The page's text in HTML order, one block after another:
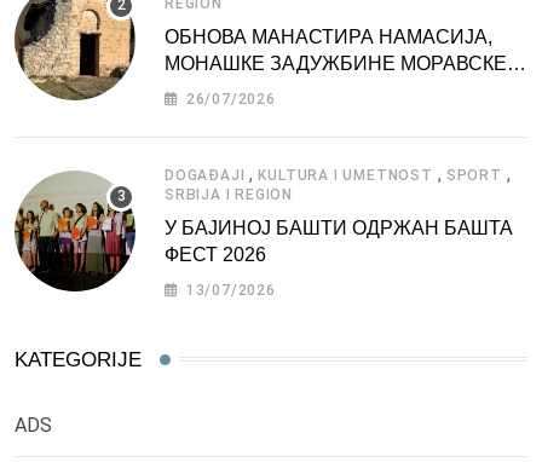
REGION
ОБНОВА МАНАСТИРА НАМАСИЈА,
МОНАШКЕ ЗАДУЖБИНЕ МОРАВСКЕ
СРБИЈЕ
26/07/2026
DOGAĐAJI ,KULTURA I UMETNOST , SPORT ,
SRBIJA I REGION
У БАЈИНОЈ БАШТИ ОДРЖАН БАШТА
ФЕСТ 2026
13/07/2026
KATEGORIJE
ADS